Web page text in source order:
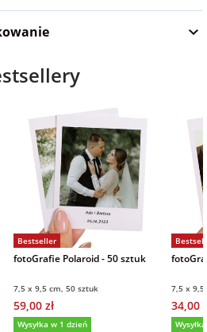
Bestseller
fotoGrafie Polaroid - 50 sztuk
7,5 x 9,5 cm, 50 sztuk
59,00 zł
Wysyłka w 1 dzień
7,5 x
34,00